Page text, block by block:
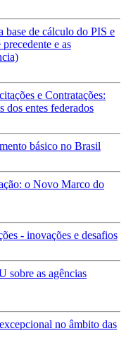
base de cálculo do PIS e
e as
e Contratações:
dos entes federados
básico no Brasil
o Novo Marco do
- inovações e desafios
sobre as agências
no âmbito das